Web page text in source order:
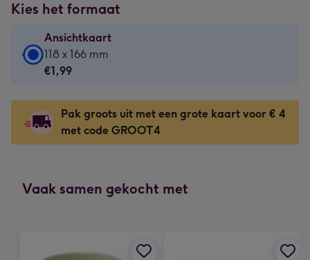
Kies het formaat
Ansichtkaart
Ansichtkaart
-
-
118
x
-
166
118 x 166 mm
€1,99
Pak groots uit met een grote kaart voor € 4
met code GROOT4
Vaak samen gekocht met